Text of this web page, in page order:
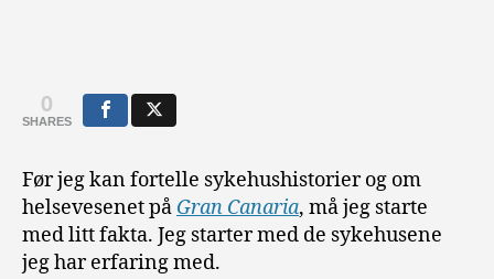
0
SHARES
Før jeg kan fortelle sykehushistorier og om
helsevesenet på Gran Canaria, må jeg starte
med litt fakta. Jeg starter med de sykehusene
jeg har erfaring med.